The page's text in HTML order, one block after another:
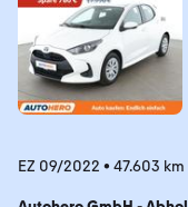
EZ 09/2022 • 47.603 km